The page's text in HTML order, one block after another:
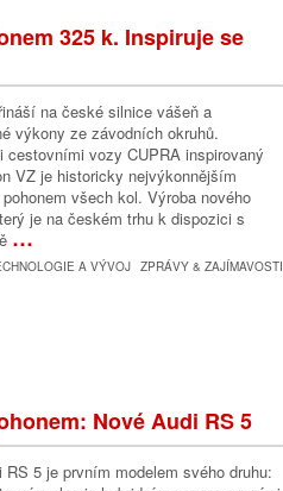
325 k. Inspiruje se
na české silnice vášeň a
výkony ze závodních okruhů.
cestovními vozy CUPRA inspirovaný
VZ je historicky nejvýkonnějším
všech kol. Výroba nového
je na českém trhu k dispozici s
…
A VÝVOJ ZPRÁVY & ZAJÍMAVOSTI
Nové Audi RS 5
RS 5 je prvním modelem svého druhu: